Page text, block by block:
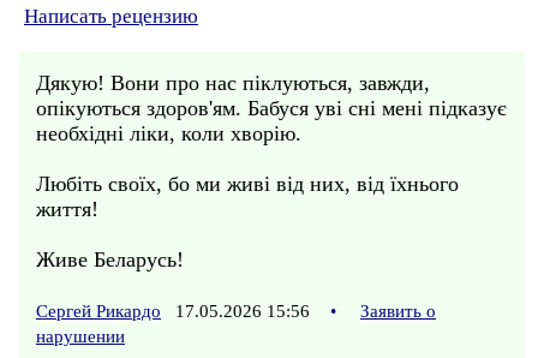
Написать рецензию
Дякую! Вони про нас піклуються, завжди,
опікуються здоров'ям. Бабуся уві сні мені підказує
необхідні ліки, коли хворію.
Любіть своїх, бо ми живі від них, від їхнього
життя!
Живе Беларусь!
Сергей Рикардо 17.05.2026 15:56 •
Заявить о
нарушении